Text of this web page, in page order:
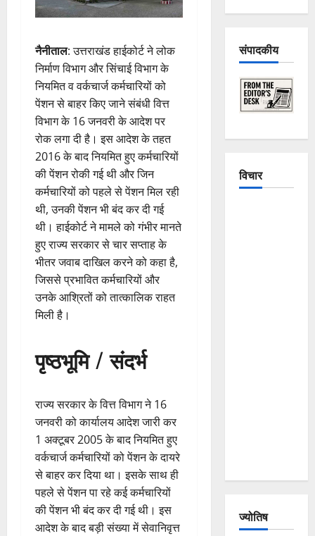
नैनीताल: उत्तराखंड हाईकोर्ट ने लोक
निर्माण विभाग और सिंचाई विभाग के
नियमित व वर्कचार्ज कर्मचारियों को
पेंशन से बाहर किए जाने संबंधी वित्त
विभाग के 16 जनवरी के आदेश पर
रोक लगा दी है। इस आदेश के तहत
2016 के बाद नियमित हुए कर्मचारियों
की पेंशन रोकी गई थी और जिन
कर्मचारियों को पहले से पेंशन मिल रही
थी, उनकी पेंशन भी बंद कर दी गई
थी। हाईकोर्ट ने मामले को गंभीर मानते
हुए राज्य सरकार से चार सप्ताह के
भीतर जवाब दाखिल करने को कहा है,
जिससे प्रभावित कर्मचारियों और
उनके आश्रितों को तात्कालिक राहत
मिली है।
पृष्ठभूमि / संदर्भ
राज्य सरकार के वित्त विभाग ने 16
जनवरी को कार्यालय आदेश जारी कर
1 अक्टूबर 2005 के बाद नियमित हुए
वर्कचार्ज कर्मचारियों को पेंशन के दायरे
से बाहर कर दिया था। इसके साथ ही
पहले से पेंशन पा रहे कई कर्मचारियों
की पेंशन भी बंद कर दी गई थी। इस
आदेश के बाद बड़ी संख्या में सेवानिवृत्त
संपादकीय
विचार
ज्योतिष